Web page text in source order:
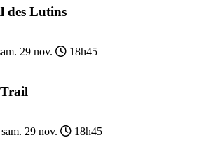
des Lutins
29 nov. 18h45
sam. 29 nov. 18h45